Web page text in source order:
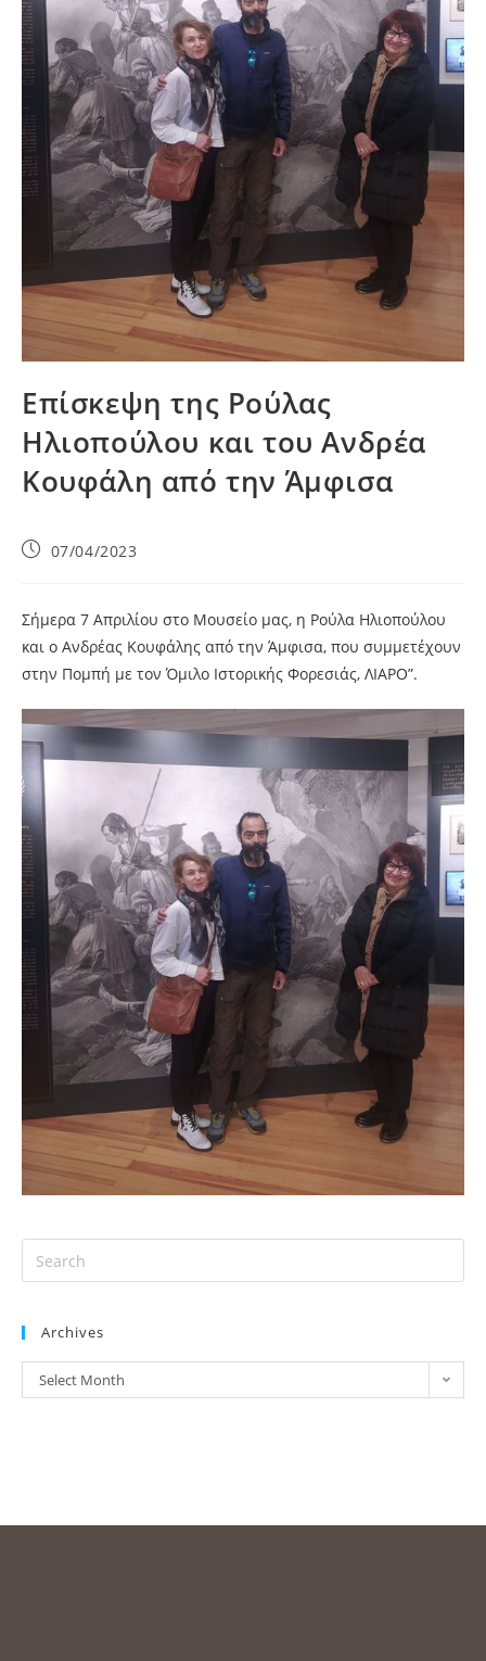
Επίσκεψη της Ρούλας
Ηλιοπούλου και του Ανδρέα
Κουφάλη από την Άμφισα
07/04/2023
Σήμερα 7 Απριλίου στο Μουσείο μας, η Ρούλα Ηλιοπούλου
και ο Ανδρέας Κουφάλης από την Άμφισα, που συμμετέχουν
στην Πομπή με τον Όμιλο Ιστορικής Φορεσιάς, ΛΙΑΡΟ”.
Archives
Select Month